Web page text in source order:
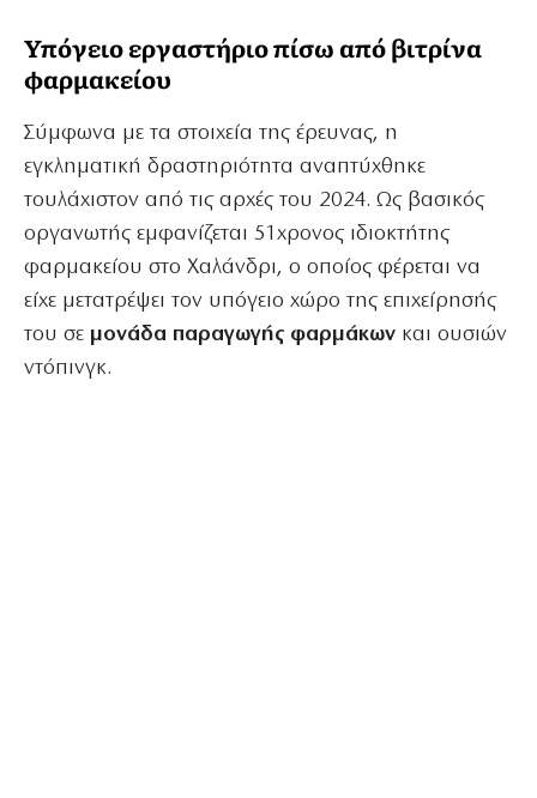
Υπόγειο εργαστήριο πίσω από βιτρίνα
φαρμακείου
Σύμφωνα με τα στοιχεία της έρευνας, η
εγκληματική δραστηριότητα αναπτύχθηκε
τουλάχιστον από τις αρχές του 2024. Ως βασικός
οργανωτής εμφανίζεται 51χρονος ιδιοκτήτης
φαρμακείου στο Χαλάνδρι, ο οποίος φέρεται να
είχε μετατρέψει τον υπόγειο χώρο της επιχείρησής
του σε μονάδα παραγωγής φαρμάκων και ουσιών
ντόπινγκ.